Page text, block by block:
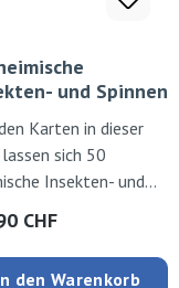
und Spinnen
Karten in dieser
sich 50
Insekten- und
-
Quizfragen
Preis:
CHF
den Warenkorb